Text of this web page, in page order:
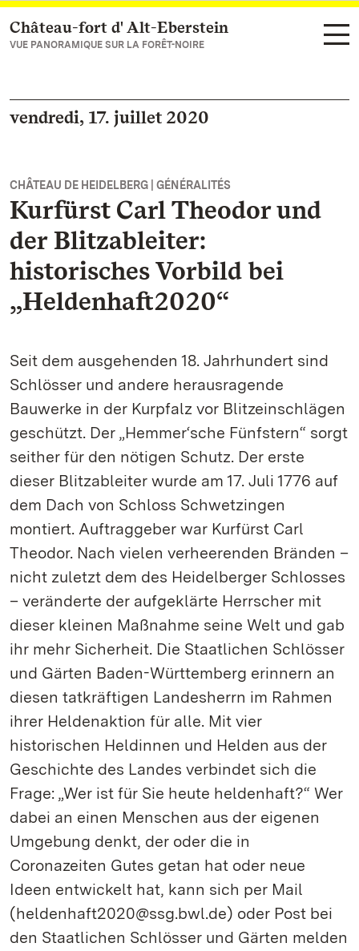
Vers la page d’accueil
Château-fort d' Alt-Eberstein
VUE PANORAMIQUE SUR LA FORÊT-NOIRE
vendredi, 17. juillet 2020
CHÂTEAU DE HEIDELBERG | GÉNÉRALITÉS
Kurfürst Carl Theodor und
der Blitzableiter:
historisches Vorbild bei
„Heldenhaft2020“
Seit dem ausgehenden 18. Jahrhundert sind
Schlösser und andere herausragende
Bauwerke in der Kurpfalz vor Blitzeinschlägen
geschützt. Der „Hemmer‘sche Fünfstern“ sorgt
seither für den nötigen Schutz. Der erste
dieser Blitzableiter wurde am 17. Juli 1776 auf
dem Dach von Schloss Schwetzingen
montiert. Auftraggeber war Kurfürst Carl
Theodor. Nach vielen verheerenden Bränden –
nicht zuletzt dem des Heidelberger Schlosses
– veränderte der aufgeklärte Herrscher mit
dieser kleinen Maßnahme seine Welt und gab
ihr mehr Sicherheit. Die Staatlichen Schlösser
und Gärten Baden-Württemberg erinnern an
diesen tatkräftigen Landesherrn im Rahmen
ihrer Heldenaktion für alle. Mit vier
historischen Heldinnen und Helden aus der
Geschichte des Landes verbindet sich die
Frage: „Wer ist für Sie heute heldenhaft?“ Wer
dabei an einen Menschen aus der eigenen
Umgebung denkt, der oder die in
Coronazeiten Gutes getan hat oder neue
Ideen entwickelt hat, kann sich per Mail
(heldenhaft2020@ssg.bwl.de) oder Post bei
den Staatlichen Schlösser und Gärten melden